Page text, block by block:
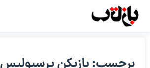
برچسب: بازیکن پرسپولیس